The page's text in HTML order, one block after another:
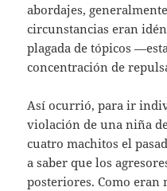
abordajes,
circunstancias eran
plagada de tópicos
concentración de
Así ocurrió, para ir
violación de una niña
cuatro machitos el
a saber que los
posteriores. Como eran